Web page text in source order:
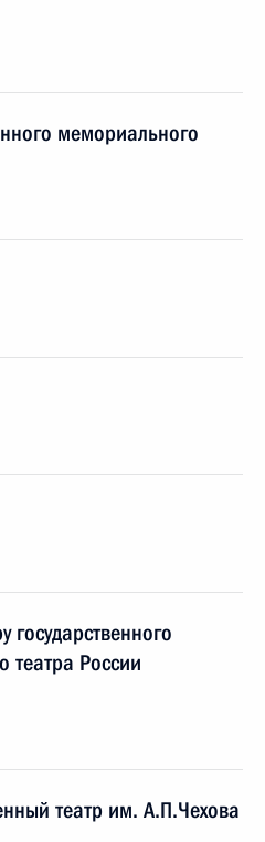
мемориального
государственного
театра России
театр им. А.П.Чехова